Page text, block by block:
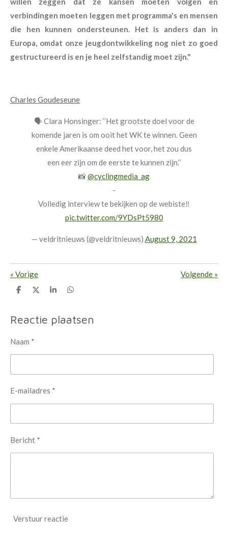
verbindingen moeten leggen met programma's en mensen
die hen kunnen ondersteunen. Het is anders dan in
Europa, omdat onze jeugdontwikkeling nog niet zo goed
gestructureerd is en je heel zelfstandig moet zijn."
Charles Goudeseune
🗣 Clara Honsinger: ‘’Het grootste doel voor de
komende jaren is om ooit het WK te winnen. Geen
enkele Amerikaanse deed het voor, het zou dus
een eer zijn om de eerste te kunnen zijn.’’
📸@cyclingmedia_ag
-
Volledig interview te bekijken op de webiste‼️
pic.twitter.com/9YDsPt5980
— veldritnieuws (@veldritnieuws) August 9, 2021
« Vorige Volgende »
D
n
D
l
S
e
D
n
Reactie plaatsen
Naam *
E-mailadres *
Bericht *
Verstuur reactie